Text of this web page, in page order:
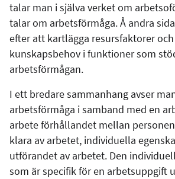
talar man i själva verket om
talar om arbetsförmåga. Å andra
efter att kartlägga resursfaktorer
kunskapsbehov i funktioner som
arbetsförmågan.
I ett bredare sammanhang avser
arbetsförmåga i samband med en
arbete förhållandet mellan
klara av arbetet, individuella
utförandet av arbetet. Den
som är specifik för en arbetsuppgift